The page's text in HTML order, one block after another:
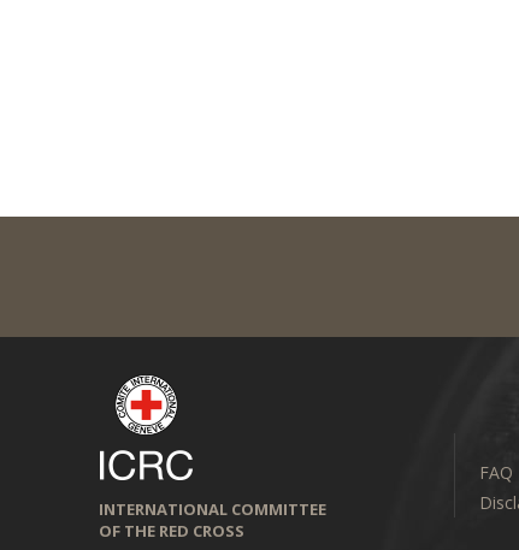
INTERNATIONAL COMMITTEE
OF THE RED CROSS
FAQ